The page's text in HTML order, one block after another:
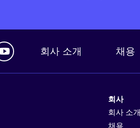
회사 소개 채용
회사
회사 소개
채용